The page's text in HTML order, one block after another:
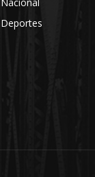
Nacional
Deportes